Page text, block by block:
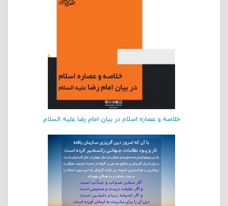
خلاصه و عصاره اسلام در بیان امام رضا علیه السلام